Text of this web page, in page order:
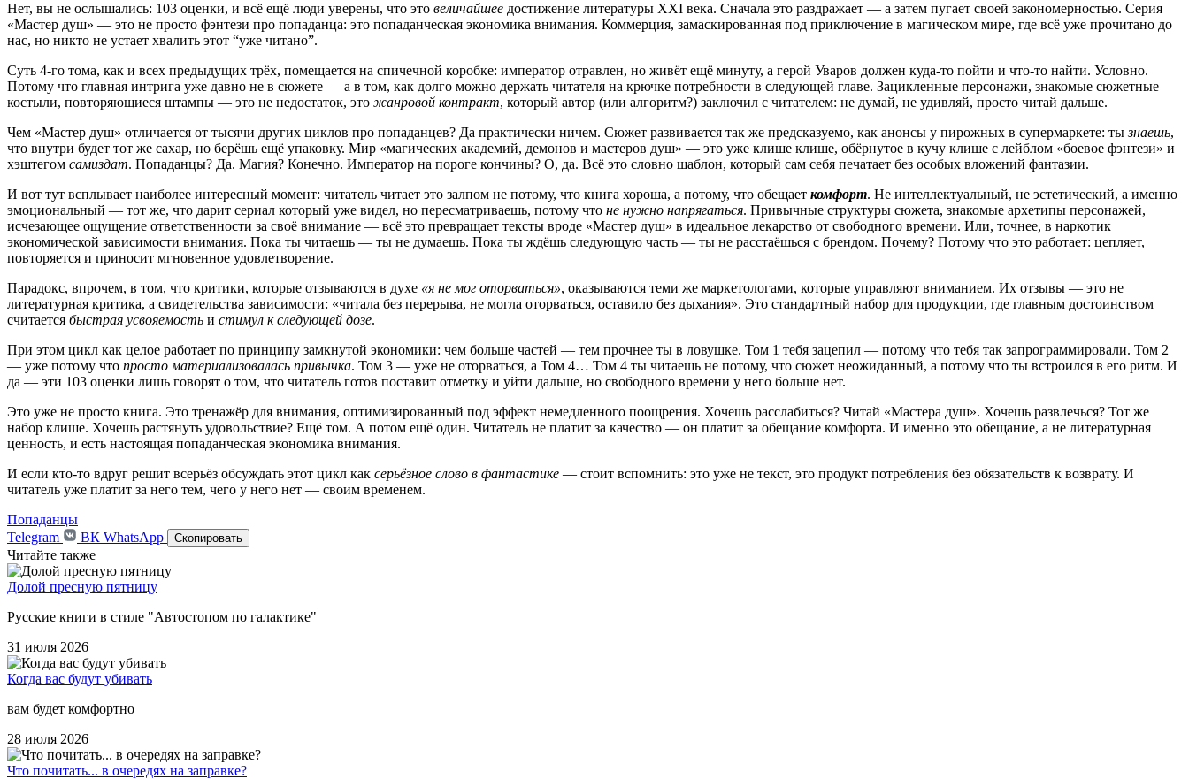
Нет, вы не ослышались: 103 оценки, и всё ещё люди уверены, что это величайшее достижение литературы XXI века. Сначала это раздражает — а затем пугает своей закономерностью. Серия
«Мастер душ» — это не просто фэнтези про попаданца: это попаданческая экономика внимания. Коммерция, замаскированная под приключение в магическом мире, где всё уже прочитано до
нас, но никто не устает хвалить этот “уже читано”.
Суть 4-го тома, как и всех предыдущих трёх, помещается на спичечной коробке: император отравлен, но живёт ещё минуту, а герой Уваров должен куда-то пойти и что-то найти. Условно.
Потому что главная интрига уже давно не в сюжете — а в том, как долго можно держать читателя на крючке потребности в следующей главе. Зацикленные персонажи, знакомые сюжетные
костыли, повторяющиеся штампы — это не недостаток, это жанровой контракт, который автор (или алгоритм?) заключил с читателем: не думай, не удивляй, просто читай дальше.
Чем «Мастер душ» отличается от тысячи других циклов про попаданцев? Да практически ничем. Сюжет развивается так же предсказуемо, как анонсы у пирожных в супермаркете: тызнаешь,
что внутри будет тот же сахар, но берёшь ещё упаковку. Мир «магических академий, демонов и мастеров душ» — это уже клише клише, обёрнутое в кучу клише с лейблом «боевое фэнтези» и
хэштегом самиздат. Попаданцы? Да. Магия? Конечно. Император на пороге кончины? О, да. Всё это словно шаблон, который сам себя печатает без особых вложений фантазии.
И вот тут всплывает наиболее интересный момент: читатель читает это залпом не потому, что книга хороша, а потому, что обещает комфорт. Не интеллектуальный, не эстетический, а именно
эмоциональный — тот же, что дарит сериал который уже видел, но пересматриваешь, потому что не нужно напрягаться. Привычные структуры сюжета, знакомые архетипы персонажей,
исчезающее ощущение ответственности за своё внимание — всё это превращает тексты вроде «Мастер душ» в идеальное лекарство от свободного времени. Или, точнее, в наркотик
экономической зависимости внимания. Пока ты читаешь — ты не думаешь. Пока ты ждёшь следующую часть — ты не расстаёшься с брендом. Почему? Потому что это работает: цепляет,
повторяется и приносит мгновенное удовлетворение.
Парадокс, впрочем, в том, что критики, которые отзываются в духе «я не мог оторваться», оказываются теми же маркетологами, которые управляют вниманием. Их отзывы — это не
литературная критика, а свидетельства зависимости: «читала без перерыва, не могла оторваться, оставило без дыхания». Это стандартный набор для продукции, где главным достоинством
считается быстрая усвояемость и стимул к следующей дозе.
При этом цикл как целое работает по принципу замкнутой экономики: чем больше частей — тем прочнее ты в ловушке. Том 1 тебя зацепил — потому что тебя так запрограммировали. Том 2
— уже потому что просто материализовалась привычка. Том 3 — уже не оторваться, а Том 4… Том 4 ты читаешь не потому, что сюжет неожиданный, а потому что ты встроился в его ритм. И
да — эти 103 оценки лишь говорят о том, что читатель готов поставит отметку и уйти дальше, но свободного времени у него больше нет.
Это уже не просто книга. Это тренажёр для внимания, оптимизированный под эффект немедленного поощрения. Хочешь расслабиться? Читай «Мастера душ». Хочешь развлечься? Тот же
набор клише. Хочешь растянуть удовольствие? Ещё том. А потом ещё один. Читатель не платит за качество — он платит за обещание комфорта. И именно это обещание, а не литературная
ценность, и есть настоящая попаданческая экономика внимания.
И если кто-то вдруг решит всерьёз обсуждать этот цикл как серьёзное слово в фантастике — стоит вспомнить: это уже не текст, это продукт потребления без обязательств к возврату. И
читатель уже платит за него тем, чего у него нет — своим временем.
Попаданцы
Telegram
ВК WhatsApp Скопировать
Читайте также
Долой пресную пятницу
Русские книги в стиле "Автостопом по галактике"
31 июля 2026
Когда вас будут убивать
вам будет комфортно
28 июля 2026
Что почитать... в очередях на заправке?